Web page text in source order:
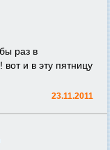
раз в
и в эту пятницу
23.11.2011